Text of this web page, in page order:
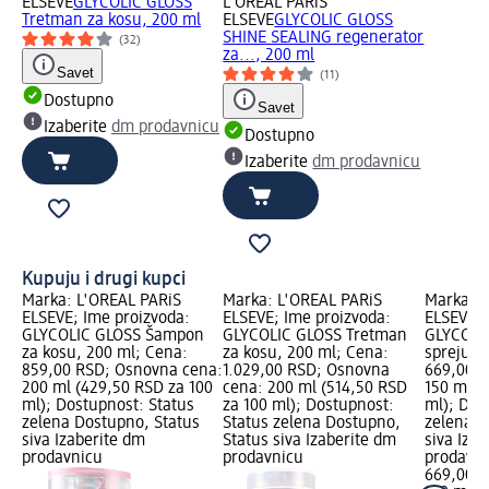
Tretman za kosu, 200 ml
(32)
Savet
Dostupno
Izaberite dm prodavnicu
ELSEVEGLYCOLIC GLOSS
SHINE SEALING regenerator
za..., 200 ml
(11)
Savet
Dostupno
Izaberitedm prodavnicu
Kupuju i drugi kupci
Marka: L'ORÉAL PARiS
ELSEVE; Ime proizvoda:
GLYCOLIC GLOSS Šampon
za kosu, 200 ml; Cena:
859,00 RSD; Osnovna cena:
200 ml (429,50 RSD za 100
ml); Dostupnost: Status
zelena Dostupno, Status
siva Izaberite dm
prodavnicu
Marka: L'ORÉAL PARiS
ELSEVE; Ime proizvoda:
GLYCOLIC GLOSS Tretman
za kosu, 200 ml; Cena:
1.029,00 RSD; Osnovna
cena: 200 ml (514,50 RSD
za 100 ml); Dostupnost:
Status zelena Dostupno,
Status siva Izaberite dm
prodavnicu
Marka:
spreju,
669,00
150 ml
ml);
zelena
siva
669,00